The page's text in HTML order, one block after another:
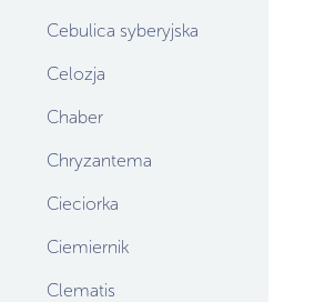
Cebulica syberyjska
Celozja
Chaber
Chryzantema
Cieciorka
Ciemiernik
Clematis